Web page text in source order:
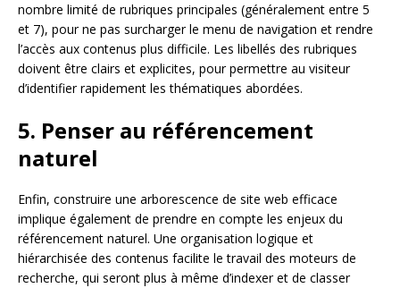
nombre limité de rubriques principales (généralement entre 5
et 7), pour ne pas surcharger le menu de navigation et rendre
l’accès aux contenus plus difficile. Les libellés des rubriques
doivent être clairs et explicites, pour permettre au visiteur
d’identifier rapidement les thématiques abordées.
5. Penser au référencement
naturel
Enfin, construire une arborescence de site web efficace
implique également de prendre en compte les enjeux du
référencement naturel. Une organisation logique et
hiérarchisée des contenus facilite le travail des moteurs de
recherche, qui seront plus à même d’indexer et de classer